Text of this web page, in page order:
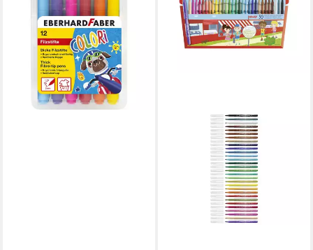
Filzstifte COLORi 12 Stück
Kunststoffetui
7,62 €
lieferbar - in 2-3 Werktagen bei dir